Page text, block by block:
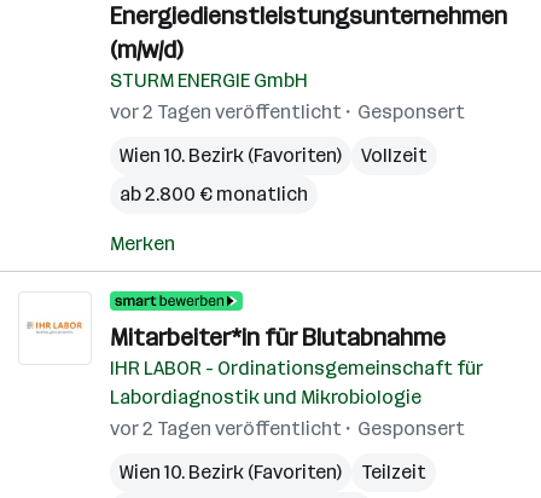
Energiedienstleistungsunternehmen
(m/w/d)
STURM ENERGIE GmbH
vor 2 Tagen veröffentlicht
Gesponsert
Wien 10. Bezirk (Favoriten)
Vollzeit
ab 2.800 € monatlich
Merken
Mitarbeiter*in für Blutabnahme
IHR LABOR - Ordinationsgemeinschaft für
Labordiagnostik und Mikrobiologie
vor 2 Tagen veröffentlicht
Gesponsert
Wien 10. Bezirk (Favoriten)
Teilzeit